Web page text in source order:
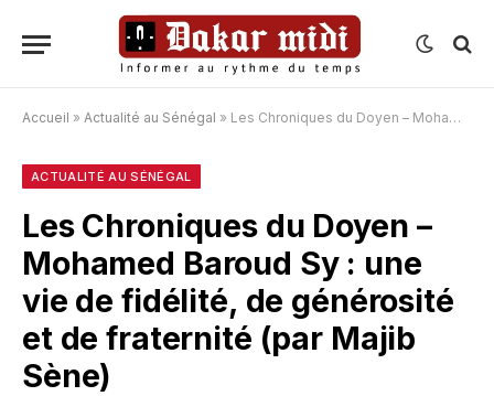
Accueil » Actualité au Sénégal » Les Chroniques du Doyen – Mohamed Baroud Sy : une vie de fidélité, de générosité et de fraternité (par Majib Sène)
ACTUALITÉ AU SÉNÉGAL
Les Chroniques du Doyen –
Mohamed Baroud Sy : une
vie de fidélité, de générosité
et de fraternité (par Majib
Sène)